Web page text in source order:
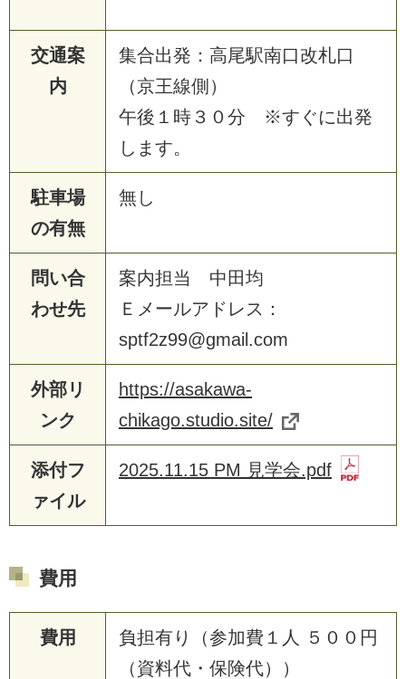
交通案
内
集合出発：高尾駅南口改札口
（京王線側）
午後１時３０分 ※すぐに出発
します。
駐車場
の有無
無し
問い合
わせ先
案内担当 中田均
Ｅメールアドレス：
sptf2z99@gmail.com
外部リ
ンク
https://asakawa-
chikago.studio.site/
添付フ
ァイル
2025.11.15 PM 見学会.pdf
費用
費用
負担有り（参加費１人 ５００円
（資料代・保険代））